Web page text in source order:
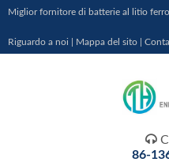
Miglior fornitore di batterie al litio
Riguardo a noi Mappa del sito

86-